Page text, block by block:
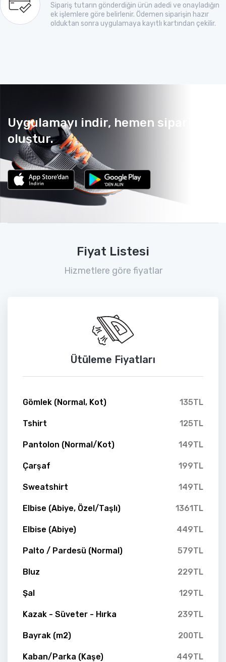
Sipariş tutarın gönderdiğin ürün adedi ve onayladığın
ek işlemlere göre belirlenir. Ödemen siparişin hazır
olduktan sonra uygulamaya kayıtlı kartından çekilir.
Uygulamayı indir, hemen sipariş
oluştur.
Fiyat Listesi
Hizmetlere göre fiyatlar
Ütüleme Fiyatları
Gömlek (Normal, Kot) 135TL
Tshirt 125TL
Pantolon (Normal/Kot) 149TL
Çarşaf 199TL
Sweatshirt 149TL
Elbise (Abiye, Özel/Taşlı) 1361TL
Elbise (Abiye) 449TL
Palto / Pardesü (Normal) 579TL
Bluz 229TL
Şal 129TL
Kazak - Süveter - Hırka 239TL
Bayrak (m2) 200TL
Kaban/Parka (Kaşe) 449TL